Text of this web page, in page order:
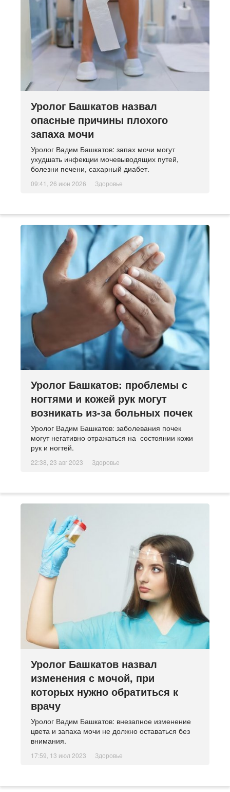
Уролог Башкатов назвал
опасные причины плохого
запаха мочи
Уролог Вадим Башкатов: запах мочи могут
ухудшать инфекции мочевыводящих путей,
болезни печени, сахарный диабет.
09:41, 26 июн 2026 Здоровье
Уролог Башкатов: проблемы с
ногтями и кожей рук могут
возникать из-за больных почек
Уролог Вадим Башкатов: заболевания почек
могут негативно отражаться на состоянии кожи
рук и ногтей.
22:38, 23 авг 2023 Здоровье
Уролог Башкатов назвал
изменения с мочой, при
которых нужно обратиться к
врачу
Уролог Вадим Башкатов: внезапное изменение
цвета и запаха мочи не должно оставаться без
внимания.
17:59, 13 июл 2023 Здоровье